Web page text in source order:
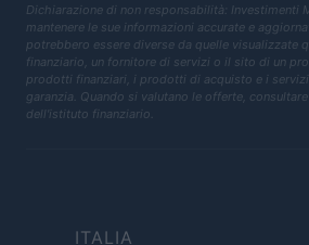
Dichiarazione di non responsabilità: Investimenti
mantenere le sue informazioni accurate e
potrebbero essere diverse da quelle visualizzate
finanziario, un fornitore di servizi o il sito di un
prodotti finanziari, i prodotti di acquisto e i
garanzia. Quando si valutano le offerte,
dell'istituto finanziario.
ITALIA